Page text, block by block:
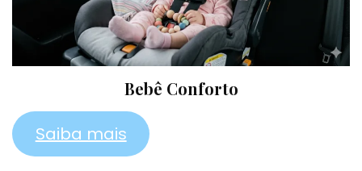
Bebê Conforto
Saiba mais